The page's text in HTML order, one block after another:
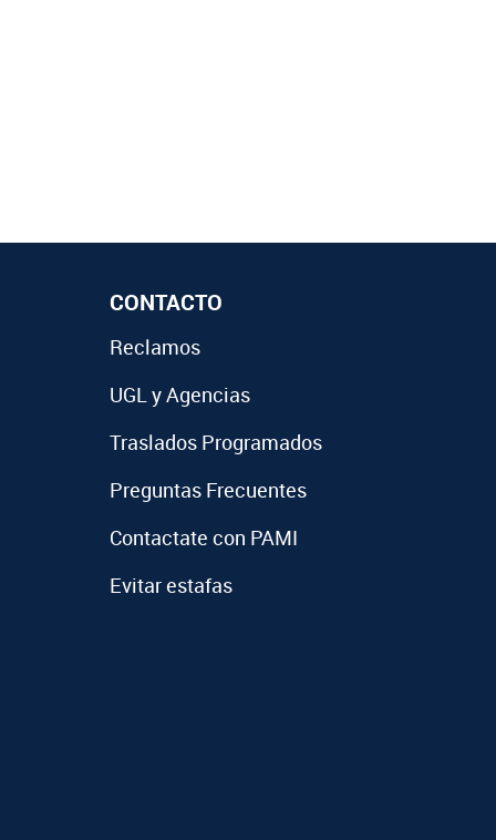
CONTACTO
Reclamos
UGL y Agencias
Traslados Programados
Preguntas Frecuentes
Contactate con PAMI
Evitar estafas